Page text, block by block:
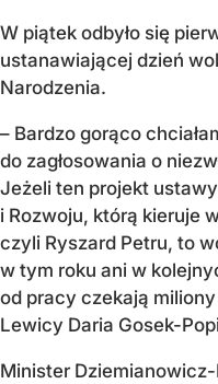
W piątek odbyło się
ustanawiającej dzień
Narodzenia.
– Bardzo gorąco
do zagłosowania o
Jeżeli ten projekt
i Rozwoju, którą kieruje
czyli Ryszard Petru, to
w tym roku ani w
od pracy czekają miliony
Lewicy Daria Gosek-
Minister